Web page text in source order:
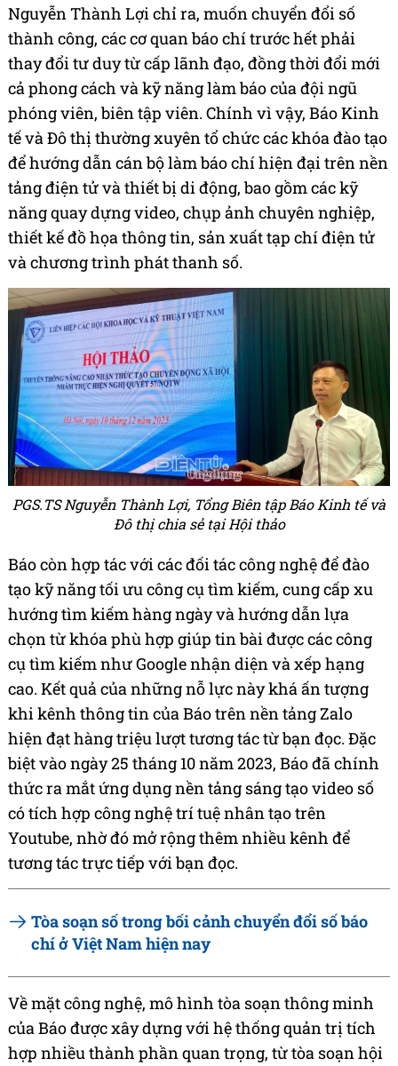
Nguyễn Thành Lợi chỉ ra, muốn chuyển đổi số
thành công, các cơ quan báo chí trước hết phải
thay đổi tư duy từ cấp lãnh đạo, đồng thời đổi mới
cả phong cách và kỹ năng làm báo của đội ngũ
phóng viên, biên tập viên. Chính vì vậy, Báo Kinh
tế và Đô thị thường xuyên tổ chức các khóa đào tạo
để hướng dẫn cán bộ làm báo chí hiện đại trên nền
tảng điện tử và thiết bị di động, bao gồm các kỹ
năng quay dựng video, chụp ảnh chuyên nghiệp,
thiết kế đồ họa thông tin, sản xuất tạp chí điện tử
và chương trình phát thanh số.
PGS.TS Nguyễn Thành Lợi, Tổng Biên tập Báo Kinh tế và
Đô thị chia sẻ tại Hội thảo
Báo còn hợp tác với các đối tác công nghệ để đào
tạo kỹ năng tối ưu công cụ tìm kiếm, cung cấp xu
hướng tìm kiếm hàng ngày và hướng dẫn lựa
chọn từ khóa phù hợp giúp tin bài được các công
cụ tìm kiếm như Google nhận diện và xếp hạng
cao. Kết quả của những nỗ lực này khá ấn tượng
khi kênh thông tin của Báo trên nền tảng Zalo
hiện đạt hàng triệu lượt tương tác từ bạn đọc. Đặc
biệt vào ngày 25 tháng 10 năm 2023, Báo đã chính
thức ra mắt ứng dụng nền tảng sáng tạo video số
có tích hợp công nghệ trí tuệ nhân tạo trên
Youtube, nhờ đó mở rộng thêm nhiều kênh để
tương tác trực tiếp với bạn đọc.
Tòa soạn số trong bối cảnh chuyển đổi số báo
chí ở Việt Nam hiện nay
Về mặt công nghệ, mô hình tòa soạn thông minh
của Báo được xây dựng với hệ thống quản trị tích
hợp nhiều thành phần quan trọng, từ tòa soạn hội